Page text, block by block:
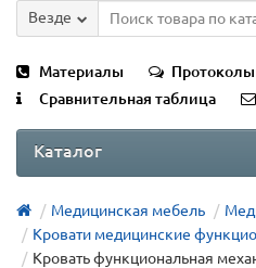
Везде
Материалы
Сравнительная таблица
Каталог
Медицинская мебель
Кровати медицинские
Кровать функциональная